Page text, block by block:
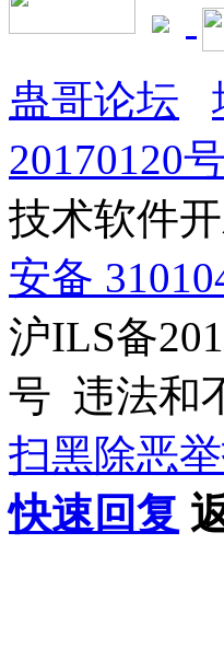
蛊哥论坛
20170120号
技术软件
安备
沪ILS备
号 违法和
扫黑除恶
快速回复